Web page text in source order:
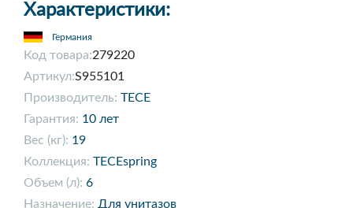
Характеристики:
Германия
Код товара:279220
Артикул:S955101
Производитель: TECE
Гарантия: 10 лет
Вес (кг): 19
Коллекция: TECEspring
Объем (л): 6
Назначение: Для унитазов